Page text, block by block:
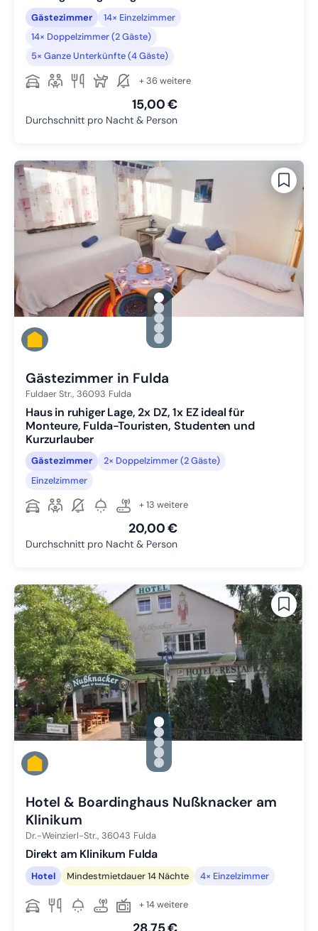
Gästezimmer
14× Einzelzimmer
14× Doppelzimmer (2 Gäste)
5× Ganze Unterkünfte (4 Gäste)
+ 36 weitere
15,00 €
Durchschnitt pro Nacht & Person
gallery.slide_selector
Zu Slide 1 wechseln
Zu Slide 2 wechseln
Zu Slide 3 wechseln
Zu Slide 4 wechseln
Zu Slide 5 wechseln
Gästezimmer in Fulda
Fuldaer Str., 36093 Fulda
Haus in ruhiger Lage, 2x DZ, 1x EZ ideal für
Monteure, Fulda-Touristen, Studenten und
Kurzurlauber
Gästezimmer
2× Doppelzimmer (2 Gäste)
Einzelzimmer
+ 13 weitere
20,00 €
Durchschnitt pro Nacht & Person
gallery.slide_selector
Zu Slide 1 wechseln
Zu Slide 2 wechseln
Zu Slide 3 wechseln
Zu Slide 4 wechseln
Zu Slide 5 wechseln
Hotel & Boardinghaus Nußknacker am
Klinikum
Dr.-Weinzierl-Str., 36043 Fulda
Direkt am Klinikum Fulda
Hotel Mindestmietdauer 14 Nächte 4× Einzelzimmer
+ 14 weitere